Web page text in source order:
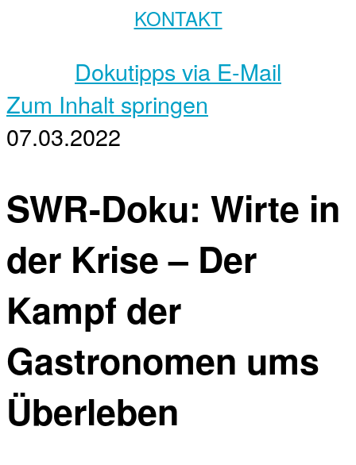
KONTAKT
Dokutipps via E-Mail
Zum Inhalt springen
07.03.2022
SWR-Doku: Wirte in
der Krise – Der
Kampf der
Gastronomen ums
Überleben